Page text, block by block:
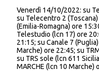
Venerdì 14/10/2022: su
su Telecentro 2
(Emilia-Romagna) ore
Telestudio (lcn 17) ore
21:15; su Canale 7
Marche) ore 22:45; su
su TRS sole (lcn 611
MARCHE (lcn 10 Marche)